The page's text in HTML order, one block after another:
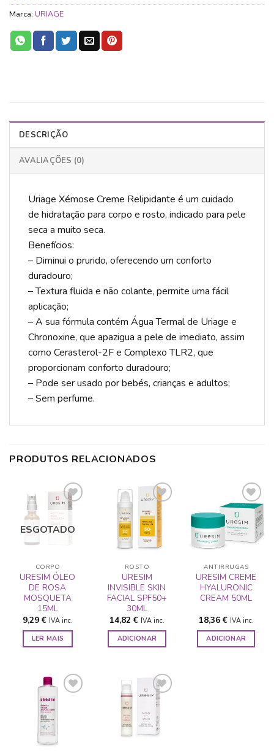
Marca: URIAGE
DESCRIÇÃO
AVALIAÇÕES (0)
Uriage Xémose Creme Relipidante é um cuidado
de hidratação para corpo e rosto, indicado para pele
seca a muito seca.
Benefícios:
– Diminui o prurido, oferecendo um conforto
duradouro;
– Textura fluida e não colante, permite uma fácil
aplicação;
– A sua fórmula contém Água Termal de Uriage e
Chronoxine, que apazigua a pele de imediato, assim
como Cerasterol-2F e Complexo TLR2, que
proporcionam conforto duradouro;
– Pode ser usado por bebés, crianças e adultos;
– Sem perfume.
PRODUTOS RELACIONADOS
ADICIONAR
A LISTA DE
ESGOTADO
CORPO
URESIM ÓLEO
DE ROSA
MOSQUETA
15ML
9,29€ IVA inc.
LER MAIS
ADICIONAR
A LISTA DE
ROSTO
URESIM
INVISIBLE SKIN
FACIAL SPF50+
30ML
14,82€ IVA inc.
ADICIONAR
ADICIONAR
A LISTA DE
ANTIRRUGAS
URESIM CREME
HYALURONIC
CREAM 50ML
18,36€ IVA inc.
ADICIONAR
ADICIONAR
A LISTA DE
DESEJOS
ADICIONAR
A LISTA DE